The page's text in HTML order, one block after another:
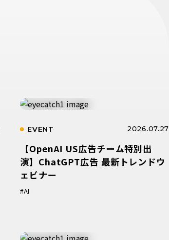
EVENT 2026.07.27
【OpenAI US広告チーム特別出
演】ChatGPT広告 最新トレンドウ
ェビナー
#AI